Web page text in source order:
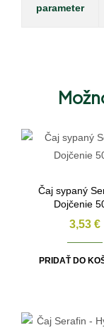
parameter
Čaj sypaný
Dojčenie
3,53 €
PRIDAŤ DO